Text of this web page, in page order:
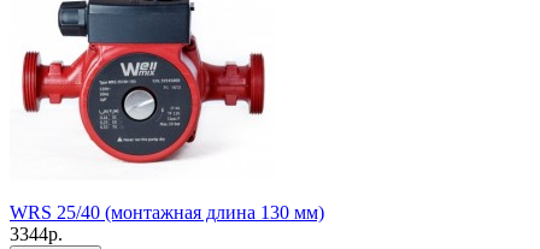
WRS 25/40 (монтажная длина 130 мм)
3344р.